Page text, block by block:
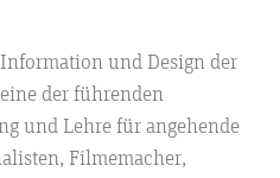
und Design der
der führenden
und Lehre für angehende
Filmemacher,